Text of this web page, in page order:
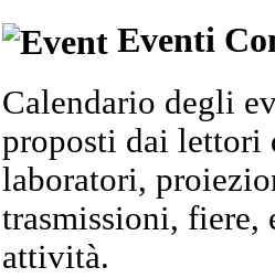
Eventi
Calendario degli
proposti dai lettori
laboratori,
trasmissioni, fiere,
attività.